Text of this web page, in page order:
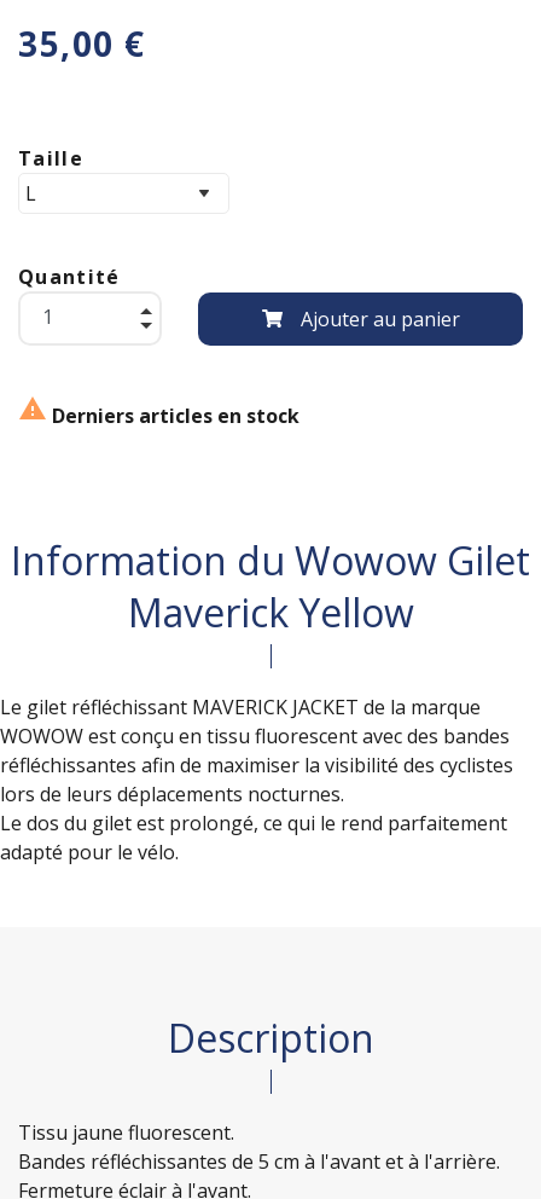
35,00 €
Taille
Quantité
Ajouter au panier
 Derniers articles en stock
Information du Wowow Gilet
Maverick Yellow
Le gilet réfléchissant MAVERICK JACKET de la marque
WOWOW est conçu en tissu fluorescent avec des bandes
réfléchissantes afin de maximiser la visibilité des cyclistes
lors de leurs déplacements nocturnes.
Le dos du gilet est prolongé, ce qui le rend parfaitement
adapté pour le vélo.
Description
Tissu jaune fluorescent.
Bandes réfléchissantes de 5 cm à l'avant et à l'arrière.
Fermeture éclair à l'avant.